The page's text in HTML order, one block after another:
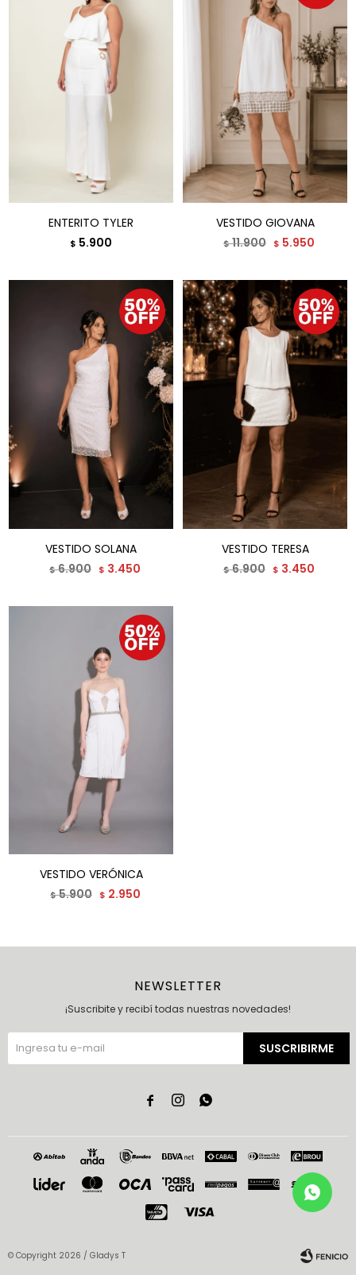
ENTERITO TYLER
$ 5.900
VESTIDO GIOVANA
$11.900 $ 5.950
VESTIDO SOLANA
$6.900 $ 3.450
VESTIDO TERESA
$6.900 $ 3.450
VESTIDO VERÓNICA
$5.900 $ 2.950
NEWSLETTER
¡Suscribite y recibí todas nuestras novedades!
SUSCRIBIRME
  
© Copyright 2026 / Gladys T